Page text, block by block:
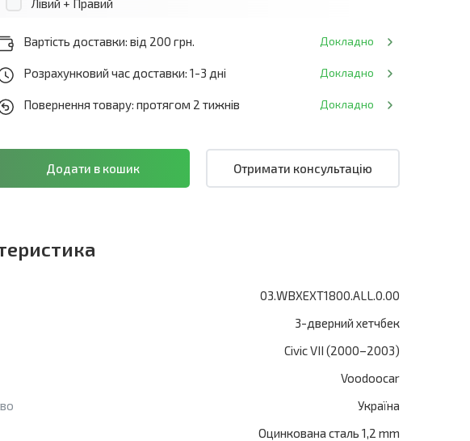
Лівий + Правий
Вартість доставки: від 200 грн. Докладно
Розрахунковий час доставки: 1-3 дні Докладно
Повернення товару: протягом 2 тижнів Докладно
Отримати консультацію
03.WBXEXT1800.ALL.0.00
3-дверний хетчбек
Civic VII (2000–2003)
Voodoocar
Україна
Оцинкована сталь 1,2 mm